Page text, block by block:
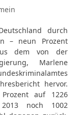
durch
– neun Prozent
dem von der
Marlene
hervor.
auf 1226
noch 1002